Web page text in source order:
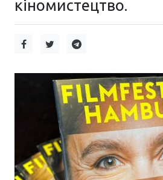
кіномистецтво.